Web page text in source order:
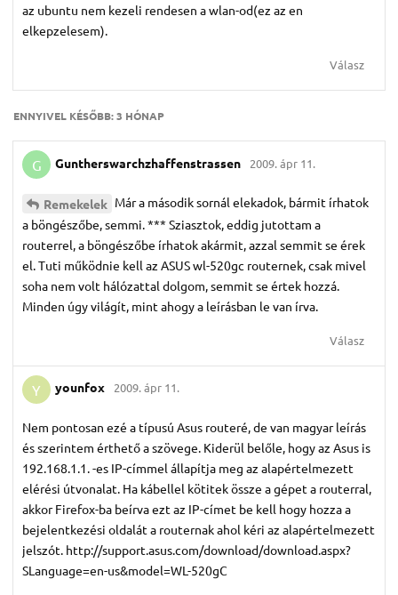
az ubuntu nem kezeli rendesen a wlan-od(ez az en
elkepzelesem).
Válasz
ENNYIVEL KÉSŐBB:3 HÓNAP
G Guntherswarchzhaffenstrassen 2009. ápr 11.
Remekelek Már a második sornál elekadok, bármit írhatok
a böngészőbe, semmi. *** Sziasztok, eddig jutottam a
routerrel, a böngészőbe írhatok akármit, azzal semmit se érek
el. Tuti működnie kell az ASUS wl-520gc routernek, csak mivel
soha nem volt hálózattal dolgom, semmit se értek hozzá.
Minden úgy világít, mint ahogy a leírásban le van írva.
Válasz
Y younfox 2009. ápr 11.
Nem pontosan ezé a típusú Asus routeré, de van magyar leírás
és szerintem érthető a szövege. Kiderül belőle, hogy az Asus is
192.168.1.1. -es IP-címmel állapítja meg az alapértelmezett
elérési útvonalat. Ha kábellel kötitek össze a gépet a routerral,
akkor Firefox-ba beírva ezt az IP-címet be kell hogy hozza a
bejelentkezési oldalát a routernak ahol kéri az alapértelmezett
jelszót. http://support.asus.com/download/download.aspx?
SLanguage=en-us&model=WL-520gC